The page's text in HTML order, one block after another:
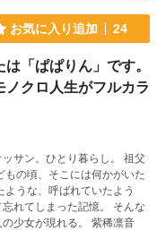
お気に入り追加 24
「ぱぱりん」です。
クロ人生がフルカラ
ン。ひとり暮らし。 祖父
の頃、そこには何かがいた
うな、呼ばれていたよう
しまった記憶。 そんな
現れる。 紫稀凛音